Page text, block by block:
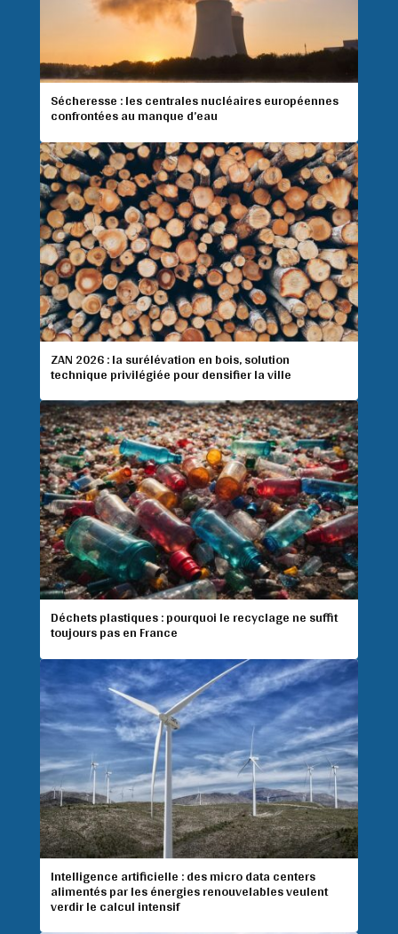
Sécheresse : les centrales nucléaires européennes
confrontées au manque d’eau
ZAN 2026 : la surélévation en bois, solution
technique privilégiée pour densifier la ville
Déchets plastiques : pourquoi le recyclage ne suffit
toujours pas en France
Intelligence artificielle : des micro data centers
alimentés par les énergies renouvelables veulent
verdir le calcul intensif